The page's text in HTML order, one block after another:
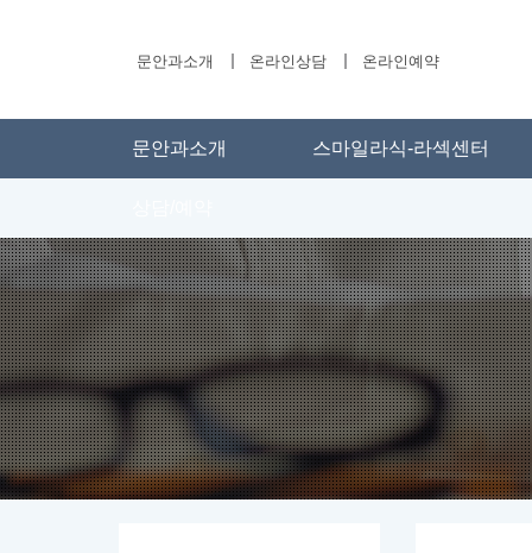
문안과소개 온라인상담 온라인예약
문안과소개 스마일라식-라섹센터